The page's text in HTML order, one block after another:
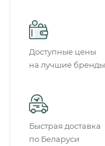
Доступные цены
на лучшие бренды
Быстрая доставка
по Беларуси